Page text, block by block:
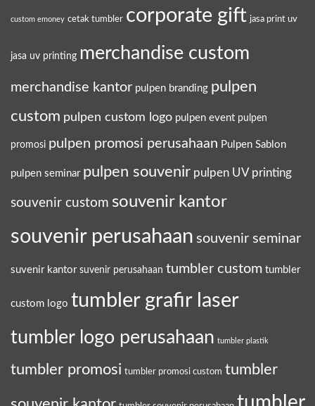
custom emoney cetak tumbler corporate gift jasa print uv
jasa uv printing merchandise custom
merchandise kantor pulpen branding pulpen
custom pulpen custom logo pulpen event pulpen
promosi pulpen promosi perusahaan Pulpen Sablon
pulpen seminar pulpen souvenir pulpen UV printing
souvenir custom souvenir kantor
souvenir perusahaan souvenir seminar
suvenir kantor suvenir perusahaan tumbler custom tumbler
custom logo tumbler grafir laser
tumbler logo perusahaan tumbler plastik
tumbler promosi tumbler promosi custom tumbler